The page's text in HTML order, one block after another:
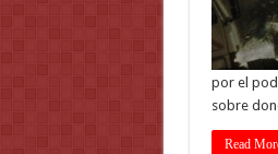
por el
sobre
Read